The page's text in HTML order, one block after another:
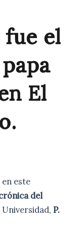
fue el
El
este
del
Universidad, P.